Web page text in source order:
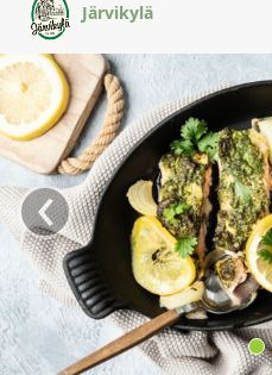
RUOKATEEMAT
KESKUSTELUT
KOTIKOKIT
Järvikylä
‹